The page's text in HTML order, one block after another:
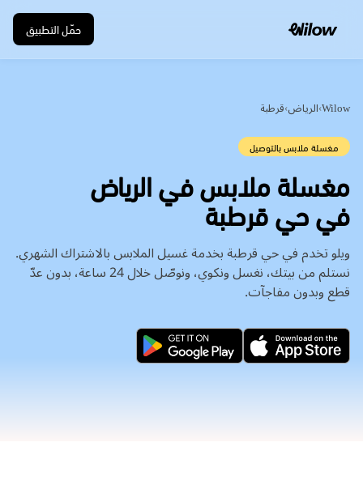
حمّل التطبيق
Wilow
›الرياض›قرطبة
مغسلة ملابس بالتوصيل
في حي قرطبة
ويلو تخدم في حي قرطبة بخدمة غسيل الملابس بالاشتراك الشهري.
نستلم من بيتك، نغسل ونكوي، ونوصّل خلال 24 ساعة، بدون عدّ
قطع وبدون مفاجآت.